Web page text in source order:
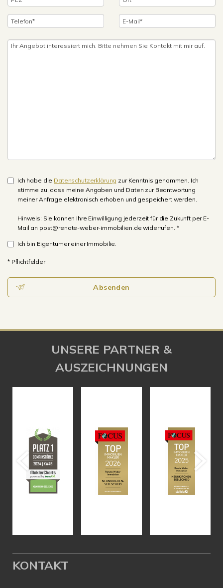
Ich habe die Datenschutzerklärung zur Kenntnis genommen. Ich
stimme zu, dass meine Angaben und Daten zur Beantwortung
meiner Anfrage elektronisch erhoben und gespeichert werden.
Hinweis: Sie können Ihre Einwilligung jederzeit für die Zukunft per E-
Mail an post@renate-weber-immobilien.de widerrufen. *
Ich bin Eigentümer einer Immobilie.
* Pflichtfelder
Absenden
UNSERE PARTNER &
AUSZEICHNUNGEN
KONTAKT